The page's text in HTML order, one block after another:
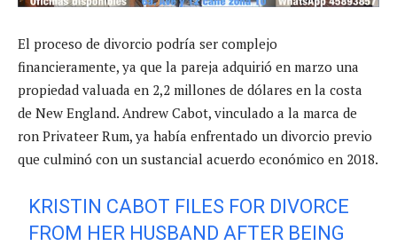
El proceso de divorcio podría ser complejo
financieramente, ya que la pareja adquirió en marzo una
propiedad valuada en 2,2 millones de dólares en la costa
de New England. Andrew Cabot, vinculado a la marca de
ron Privateer Rum, ya había enfrentado un divorcio previo
que culminó con un sustancial acuerdo económico en 2018.
KRISTIN CABOT FILES FOR DIVORCE
FROM HER HUSBAND AFTER BEING